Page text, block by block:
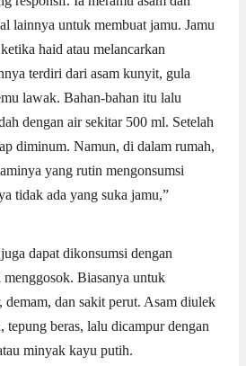
lainnya untuk membuat jamu. Jamu
haid atau melancarkan
terdiri dari asam kunyit, gula
lawak. Bahan-bahan itu lalu
dengan air sekitar 500 ml. Setelah
diminum. Namun, di dalam rumah,
yang rutin mengonsumsi
tidak ada yang suka jamu,”
dapat dikonsumsi dengan
menggosok. Biasanya untuk
dan sakit perut. Asam diulek
tepung beras, lalu dicampur dengan
minyak kayu putih.